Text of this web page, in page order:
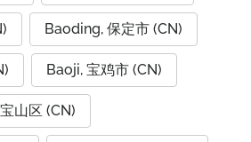
Baoding, 保定市 (CN)
Baoji, 宝鸡市 (CN)
山区 (CN)